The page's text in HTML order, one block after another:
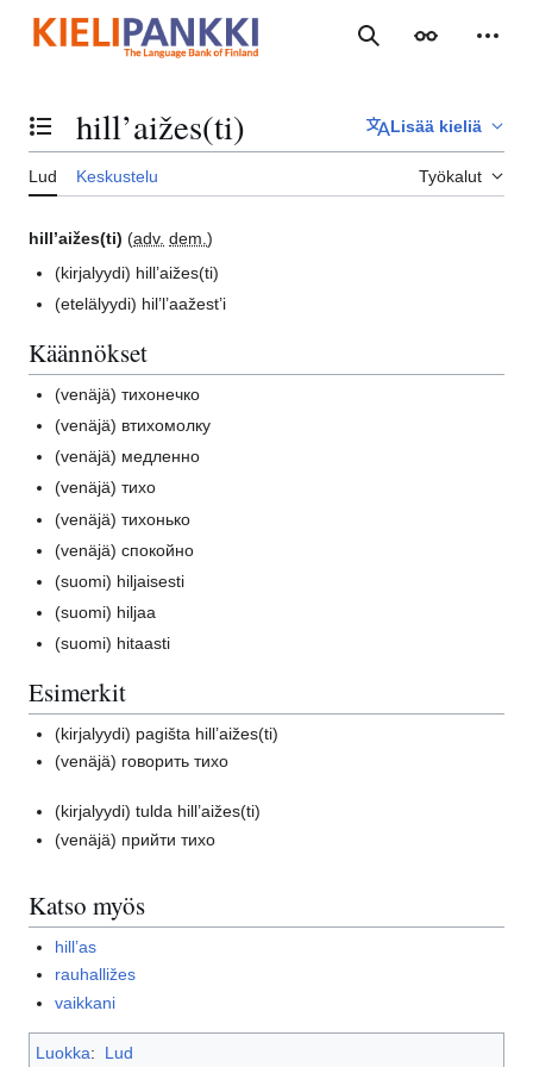
sisältöön
Haku Ulkoasu
Vaihda sisällysluettelo
hill’aižes(ti) Lisää kieliä
Lud Keskustelu Työkalut
hill’aižes(ti) (adv. dem. )
(kirjalyydi) hill’aižes(ti)
(etelälyydi) hil’l’aažest’i
Käännökset
(venäjä)тихонечко
(venäjä) втихомолку
(venäjä) медленно
(venäjä)тихо
(venäjä)тихонько
(venäjä)спокойно
(suomi) hiljaisesti
(suomi) hiljaa
(suomi) hitaasti
Esimerkit
(kirjalyydi) pagišta hill’aižes(ti)
(venäjä) говорить тихо
(kirjalyydi)tulda hill’aižes(ti)
(venäjä) прийти тихо
Katso myös
hill’as
rauhalližes
vaikkani
Luokka: Lud